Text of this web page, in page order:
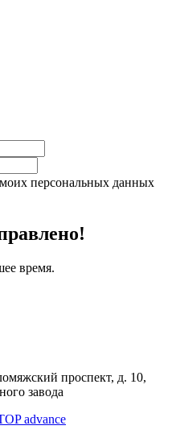
персональных данных
время.
проспект, д. 10,
завода